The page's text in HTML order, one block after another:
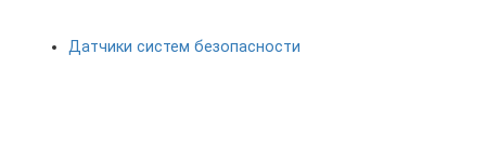
Датчики систем безопасности